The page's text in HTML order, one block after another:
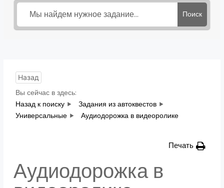
Поиск
Назад
Вы сейчас в здесь:
Назад к поиску
Задания из автоквестов
Универсальные
Аудиодорожка в видеоролике
Печать
Аудиодорожка в